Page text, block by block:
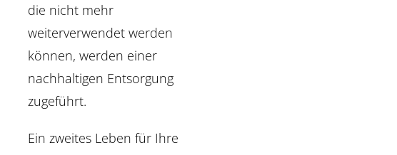
die nicht mehr
weiterverwendet werden
können, werden einer
nachhaltigen Entsorgung
zugeführt.
Ein zweites Leben für Ihre